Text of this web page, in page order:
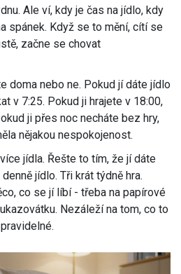
Ale ví, kdy je čas na jídlo, kdy
spánek. Když se to mění, cítí se
začne se chovat
doma nebo ne. Pokud jí dáte jídlo
v 7:25. Pokud ji hrajete v 18:00,
ji přes noc necháte bez hry,
nějakou nespokojenost.
jídla. Řešte to tím, že jí dáte
jídlo. Tři krát týdně hra.
co se jí líbí - třeba na papírové
Nezáleží na tom, co to